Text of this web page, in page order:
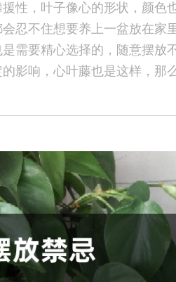
性，叶子像心的形状，颜色
忍不住想要养上一盆放在家
需要精心选择的，随意摆放
影响，心叶藤也是这样，那